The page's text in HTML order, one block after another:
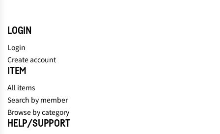
LOGIN
Login
Create account
ITEM
All items
Search by member
Browse by category
HELP/SUPPORT